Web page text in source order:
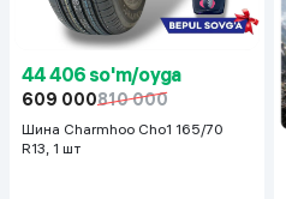
44 406 so'm/oyga
609 000810 000
Шина Charmhoo Cho1 165/70
R13, 1 шт